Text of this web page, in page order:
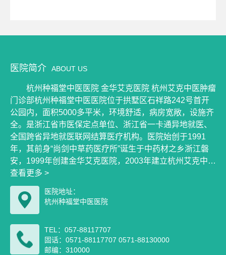
医院简介 ABOUT US
杭州种福堂中医医院 金华艾克医院 杭州艾克中医肿瘤
门诊部杭州种福堂中医医院位于拱墅区石祥路242号首开
公园内，面积5000多平米，环境舒适，病房宽敞，设施齐
全。是浙江省市医保定点单位、浙江省一卡通异地就医、
全国跨省异地就医联网结算医疗机构。医院始创于1991
年，其前身“尚剑中草药医疗所”诞生于中药材之乡浙江磐
安，1999年创建金华艾克医院，2003年建立杭州艾克中医
肿瘤门诊部，2016年创建杭州种福堂中医院，发展迄今已
经有30多年的历史。医院立足中医治疗肿瘤特色综合发
展，集医疗、教学、科研、预防保健于一体，设有中医肿
瘤科、中医内科、中医妇科、中西医结合科、康复科、预
类肿瘤、肝硬化、中风等慢性疑难病及内外、妇科常见
病、多发病。医院
查看更多 >
医院地址：
杭州种福堂中医医院
TEL：057-88117707
固话：0571-88117707 0571-88130000
邮编：310000